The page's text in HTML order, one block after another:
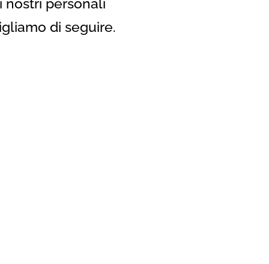
nostri personali
di seguire.